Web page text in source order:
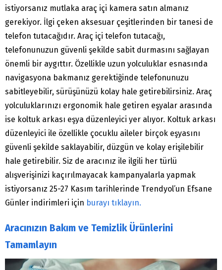
istiyorsanız mutlaka araç içi kamera satın almanız
gerekiyor. İlgi çeken aksesuar çeşitlerinden bir tanesi de
telefon tutacağıdır. Araç içi telefon tutacağı,
telefonunuzun güvenli şekilde sabit durmasını sağlayan
önemli bir aygıttır. Özellikle uzun yolculuklar esnasında
navigasyona bakmanız gerektiğinde telefonunuzu
sabitleyebilir, sürüşünüzü kolay hale getirebilirsiniz. Araç
yolculuklarınızı ergonomik hale getiren eşyalar arasında
ise koltuk arkası eşya düzenleyici yer alıyor. Koltuk arkası
düzenleyici ile özellikle çocuklu aileler birçok eşyasını
güvenli şekilde saklayabilir, düzgün ve kolay erişilebilir
hale getirebilir. Siz de aracınız ile ilgili her türlü
alışverişinizi kaçırılmayacak kampanyalarla yapmak
istiyorsanız 25-27 Kasım tarihlerinde Trendyol’un Efsane
Günler indirimleri için burayı tıklayın.
Aracınızın Bakım ve Temizlik Ürünlerini
Tamamlayın